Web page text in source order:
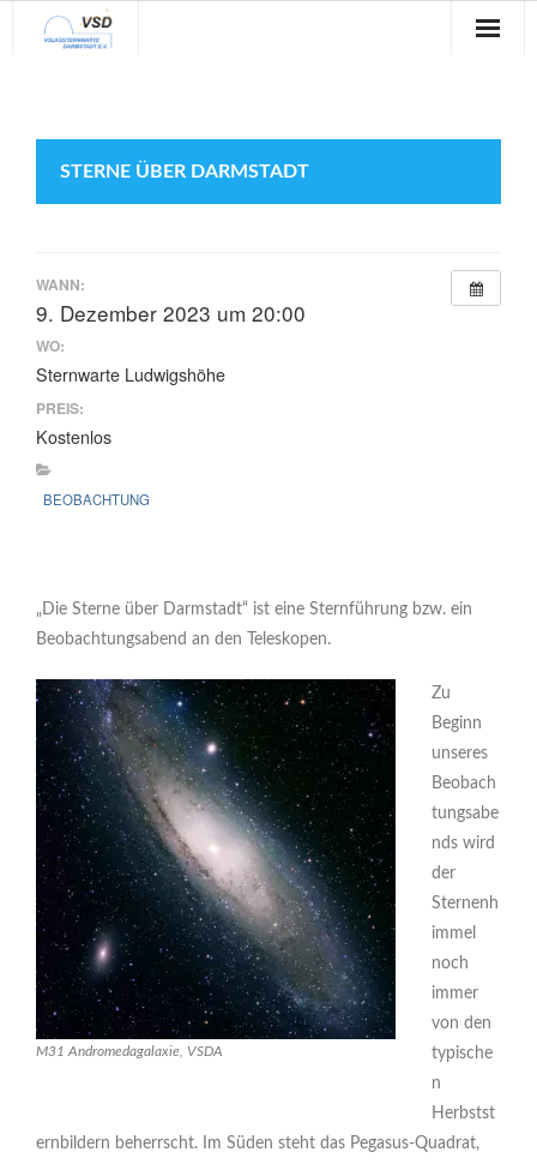
Veranstaltungen
Galerie
Kontakt
STERNE ÜBER DARMSTADT
WANN:
9. Dezember 2023 um 20:00
WO:
Sternwarte Ludwigshöhe
PREIS:
Kostenlos
BEOBACHTUNG
„Die Sterne über Darmstadt“ ist eine Sternführung bzw. ein
Beobachtungsabend an den Teleskopen.
M31 Andromedagalaxie, VSDA
Zu
Beginn
unseres
Beobach
tungsabe
nds wird
der
Sternenh
immel
noch
immer
von den
typische
n
Herbstst
ernbildern beherrscht. Im Süden steht das Pegasus-Quadrat,